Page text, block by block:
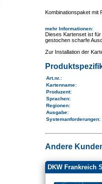
Kombinationspaket mit
mehr Informationen:
Dieses Kartenset ist
gestochen scharfe
Zur Installation der
Art.nr.:
Kartenname:
Produzent:
Sprachen:
Regionen:
Ausgabe:
Systemanforderungen:
Andere
DKW Frankreich